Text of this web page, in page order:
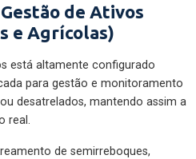
de Ativos
e Agrícolas)
está altamente configurado
para gestão e monitoramento
desatrelados, mantendo assim a
real.
de semirreboques,